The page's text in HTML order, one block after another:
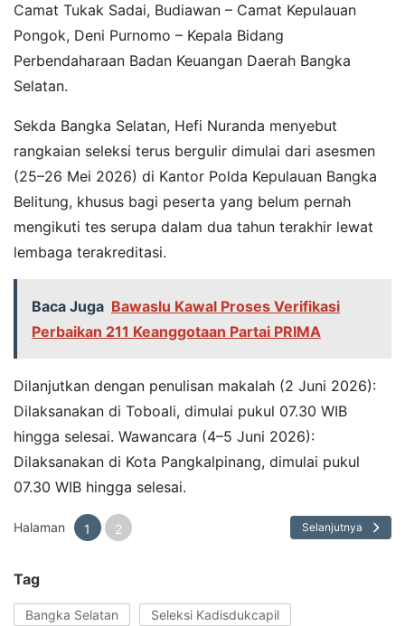
Camat Tukak Sadai, Budiawan – Camat Kepulauan
Pongok, Deni Purnomo – Kepala Bidang
Perbendaharaan Badan Keuangan Daerah Bangka
Selatan.
Sekda Bangka Selatan, Hefi Nuranda menyebut
rangkaian seleksi terus bergulir dimulai dari asesmen
(25–26 Mei 2026) di Kantor Polda Kepulauan Bangka
Belitung, khusus bagi peserta yang belum pernah
mengikuti tes serupa dalam dua tahun terakhir lewat
lembaga terakreditasi.
Baca Juga Bawaslu Kawal Proses Verifikasi
Perbaikan 211 Keanggotaan Partai PRIMA
Dilanjutkan dengan penulisan makalah (2 Juni 2026):
Dilaksanakan di Toboali, dimulai pukul 07.30 WIB
hingga selesai. Wawancara (4–5 Juni 2026):
Dilaksanakan di Kota Pangkalpinang, dimulai pukul
07.30 WIB hingga selesai.
Halaman 1 2 Selanjutnya
Tag
Bangka Selatan Seleksi Kadisdukcapil